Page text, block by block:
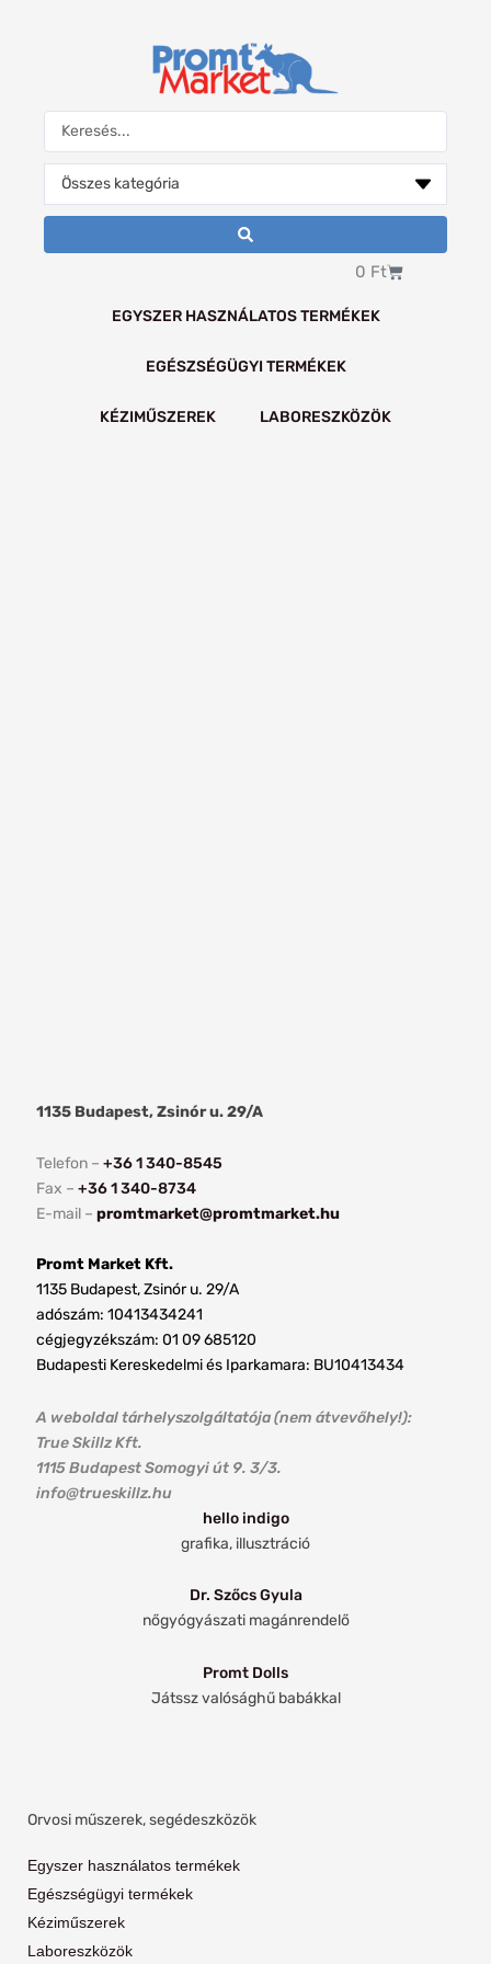
Search
...
0 FtKosár
EGYSZER HASZNÁLATOS TERMÉKEK
EGÉSZSÉGÜGYI TERMÉKEK
KÉZIMŰSZEREK LABORESZKÖZÖK
1135 Budapest, Zsinór u. 29/A
Telefon – +36 1 340-8545
Fax – +36 1 340-8734
E-mail – promtmarket@promtmarket.hu
Promt Market Kft.
1135 Budapest, Zsinór u. 29/A
adószám: 10413434241
cégjegyzékszám: 01 09 685120
Budapesti Kereskedelmi és Iparkamara: BU10413434
A weboldal tárhelyszolgáltatója (nem átvevőhely!):
True Skillz Kft.
1115 Budapest Somogyi út 9. 3/3.
info@trueskillz.hu
hello indigo
grafika, illusztráció
Dr. Szőcs Gyula
nőgyógyászati magánrendelő
Promt Dolls
Játssz valósághű babákkal
Orvosi műszerek, segédeszközök
Egyszer használatos termékek
Egészségügyi termékek
Kéziműszerek
Laboreszközök